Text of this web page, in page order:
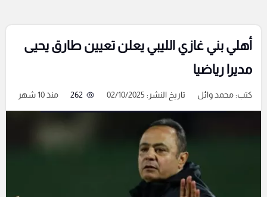
أهلي بني غازي الليبي يعلن تعيين طارق يحيى
مديرا رياضيا
كتب:محمد وائل تاريخ النشر: 02/10/2025 262 منذ 10 شهر